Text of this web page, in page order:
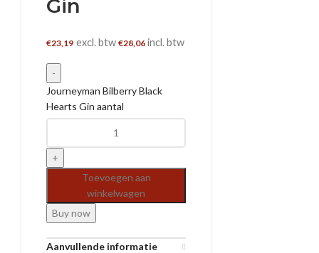
Gin
€23,19 excl. btw €28,06 incl. btw
Journeyman Bilberry Black
Hearts Gin aantal
Toevoegen aan
winkelwagen
Buy now
Aanvullende informatie